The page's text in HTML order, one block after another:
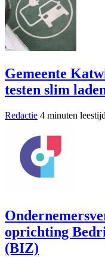
Gemeente
testen slim
Redactie 4 minuten leestijd
oprichting
(BIZ)